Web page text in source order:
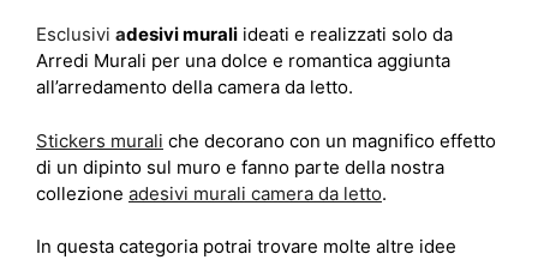
Esclusivi adesivi murali ideati e realizzati solo da
Arredi Murali per una dolce e romantica aggiunta
all’arredamento della camera da letto.
Stickers murali che decorano con un magnifico effetto
di un dipinto sul muro e fanno parte della nostra
collezione adesivi murali camera da letto.
In questa categoria potrai trovare molte altre idee